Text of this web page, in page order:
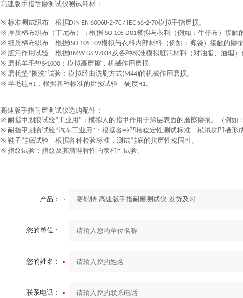
高速版手指耐磨测试仪测试耗材：
※ 标准测试织布：根据DIN EN 60068-2-70 / IEC 68-2-70模拟手指磨损。
※ 厚质棉布织布（丁尼布）：根据ISO 105 D01模拟与衣料（例如：牛仔布）接触
※ 细质棉布织布：根据ISO 105 F09模拟与衣料内部材料（例如：裤袋）接触的磨
※ 脏污作用试验：根据BMW GS 97034及各种标准模拟脏污材料（对油脂、油烟
※ 磨耗羊毛垫S-1000 ：模拟高磨擦，机械作用磨损。
※ 磨耗垫“擦洗“试验：模拟经由洗刷方式(M44)的机械作用磨损。
※ 羊毛毡H1 ：根据各种标准的磨损试验，硬度H1。
高速版手指耐磨测试仪选购配件：
※ 耐指甲划痕试验“工业用 " ：模拟人的指甲作用于涂层表面的磨擦磨损。（例如
※ 耐指甲划痕试验“汽车工业用 " ：根据各种凹槽稳定性测试标准，模拟抗凹槽形
※ 鞋子鞋底试验：根据各种检验标准，测试鞋底的抗磨性稳固性。
※ 指纹试验：指纹及其清理特性的亲和性试验。
产品：
您的单位：
您的姓名：
联系电话：